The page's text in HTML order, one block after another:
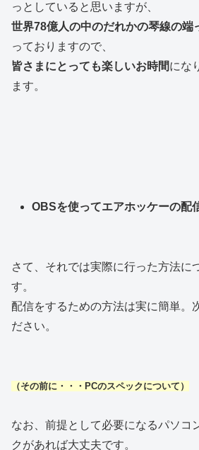
っとしていると思いますが、
世界78億人の中のだれかの琴線の端
っておりますので、
皆さまにとっても楽しいお時間にな
ます。
OBSを使ってエアホッケーの配
さて、それでは実際に行った方法に
す。
配信をするための方法は実に簡単。
ださい。
（その前に・・・PCのスペックについて）
なお、前提として必要になるパソコ
クがあれば大丈夫です。